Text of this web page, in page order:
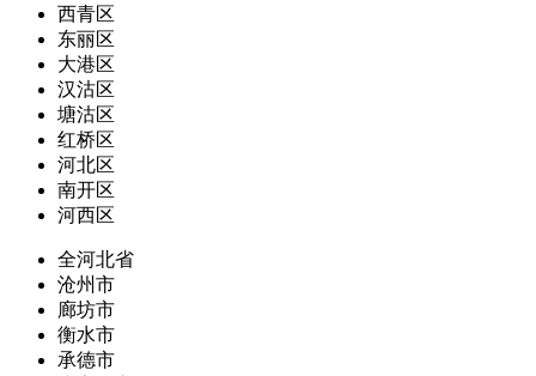
西青区
东丽区
大港区
汉沽区
塘沽区
红桥区
河北区
南开区
河西区
全河北省
沧州市
廊坊市
衡水市
承德市